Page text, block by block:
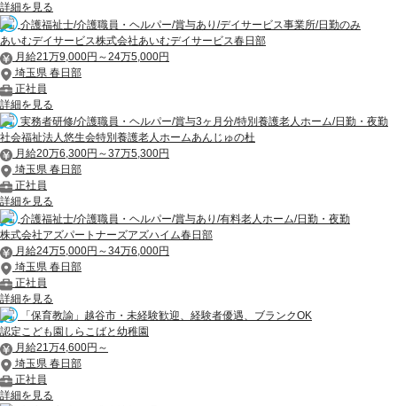
詳細を見る
介護福祉士/介護職員・ヘルパー/賞与あり/デイサービス事業所/日勤のみ
あいむデイサービス株式会社あいむデイサービス春日部
月給21万9,000円～24万5,000円
埼玉県 春日部
正社員
詳細を見る
実務者研修/介護職員・ヘルパー/賞与3ヶ月分/特別養護老人ホーム/日勤・夜勤
社会福祉法人悠生会特別養護老人ホームあんじゅの杜
月給20万6,300円～37万5,300円
埼玉県 春日部
正社員
詳細を見る
介護福祉士/介護職員・ヘルパー/賞与あり/有料老人ホーム/日勤・夜勤
株式会社アズパートナーズアズハイム春日部
月給24万5,000円～34万6,000円
埼玉県 春日部
正社員
詳細を見る
「保育教諭」越谷市・未経験歓迎、経験者優遇、ブランクOK
認定こども園しらこばと幼稚園
月給21万4,600円～
埼玉県 春日部
正社員
詳細を見る